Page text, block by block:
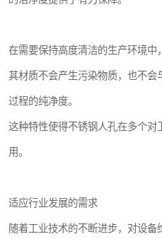
在需要保持高度清洁的生产环境中
其材质不会产生污染物质，也不
过程的纯净度。
这种特性使得不锈钢人孔在多个
用。
适应行业发展的需求
随着工业技术的不断进步，对设备